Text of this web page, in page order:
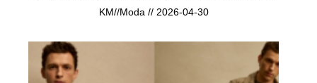
KM//Moda // 2026-04-30